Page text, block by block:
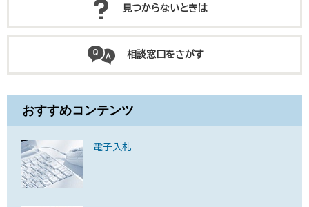
見つからないときは
相談窓口をさがす
おすすめコンテンツ
電子入札